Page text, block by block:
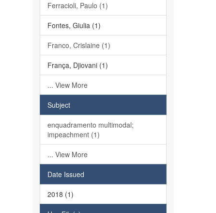
Ferracioli, Paulo (1)
Fontes, Giulia (1)
Franco, Crislaine (1)
França, Djiovani (1)
... View More
Subject
enquadramento multimodal;
impeachment (1)
... View More
Date Issued
2018 (1)